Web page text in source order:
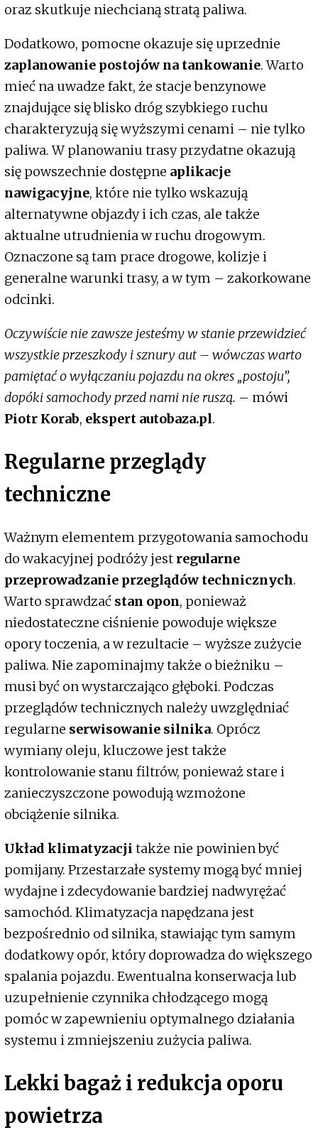
oraz skutkuje niechcianą stratą paliwa.
Dodatkowo, pomocne okazuje się uprzednie
zaplanowanie postojów na tankowanie. Warto
mieć na uwadze fakt, że stacje benzynowe
znajdujące się blisko dróg szybkiego ruchu
charakteryzują się wyższymi cenami – nie tylko
paliwa. W planowaniu trasy przydatne okazują
się powszechnie dostępne aplikacje
nawigacyjne, które nie tylko wskazują
alternatywne objazdy i ich czas, ale także
aktualne utrudnienia w ruchu drogowym.
Oznaczone są tam prace drogowe, kolizje i
generalne warunki trasy, a w tym – zakorkowane
odcinki.
Oczywiście nie zawsze jesteśmy w stanie przewidzieć
wszystkie przeszkody i sznury aut – wówczas warto
pamiętać o wyłączaniu pojazdu na okres „postoju”,
dopóki samochody przed nami nie ruszą. – mówi
Piotr Korab, ekspert autobaza.pl.
Regularne przeglądy
techniczne
Ważnym elementem przygotowania samochodu
do wakacyjnej podróży jest regularne
przeprowadzanie przeglądów technicznych.
Warto sprawdzać stan opon, ponieważ
niedostateczne ciśnienie powoduje większe
opory toczenia, a w rezultacie – wyższe zużycie
paliwa. Nie zapominajmy także o bieżniku –
musi być on wystarczająco głęboki. Podczas
przeglądów technicznych należy uwzględniać
regularne serwisowanie silnika. Oprócz
wymiany oleju, kluczowe jest także
kontrolowanie stanu filtrów, ponieważ stare i
zanieczyszczone powodują wzmożone
obciążenie silnika.
Układ klimatyzacji także nie powinien być
pomijany. Przestarzałe systemy mogą być mniej
wydajne i zdecydowanie bardziej nadwyrężać
samochód. Klimatyzacja napędzana jest
bezpośrednio od silnika, stawiając tym samym
dodatkowy opór, który doprowadza do większego
spalania pojazdu. Ewentualna konserwacja lub
uzupełnienie czynnika chłodzącego mogą
pomóc w zapewnieniu optymalnego działania
systemu i zmniejszeniu zużycia paliwa.
Lekki bagaż i redukcja oporu
powietrza